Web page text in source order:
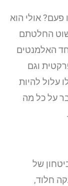
אולי הוא
החלטתם
האלמנטים
וגם
עלול להיות
על כל מה
של
חלוד,